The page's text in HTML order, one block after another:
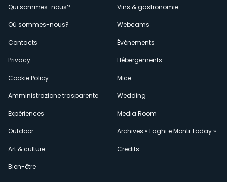
Menù
secondario
Qui sommes-nous?
Où sommes-nous?
Contacts
Privacy
Cookie Policy
Amministrazione trasparente
Expériences
Outdoor
Art & culture
Bien-être
Vins & gastronomie
Webcams
Événements
Hébergements
Mice
Wedding
Media Room
Archives « Laghi e Monti Today »
Credits